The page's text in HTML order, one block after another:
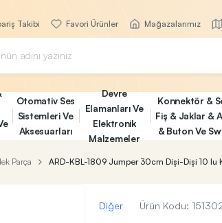
Takibi Favori Ürünler Mağazalarımız
Otomativ Ses
Sistemleri Ve
Aksesuarları
Devre
Elamanları Ve
Elektronik
Malzemeler
Konnektör &
Fiş & Jaklar &
& Buton Ve
Parça ARD-KBL-1809 Jumper 30cm Dişi-Dişi 10 lu
Diğer Ürün Kodu: